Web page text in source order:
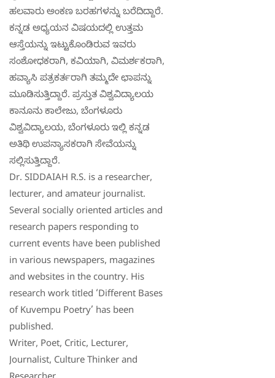
ಹಲವಾರು ಅಂಕಣ ಬರಹಗಳನ್ನು ಬರೆದಿದ್ದಾರೆ.
ಕನ್ನಡ ಅಧ್ಯಯನ ವಿಷಯದಲ್ಲಿ ಉತ್ತಮ
ಆಸ್ತೆಯನ್ನು ಇಟ್ಟುಕೊಂಡಿರುವ ಇವರು
ಸಂಶೋಧಕರಾಗಿ, ಕವಿಯಾಗಿ, ವಿಮರ್ಶಕರಾಗಿ,
ಹವ್ಯಾಸಿ ಪತ್ರಕರ್ತರಾಗಿ ತಮ್ಮದೇ ಛಾಪನ್ನು
ಮೂಡಿಸುತ್ತಿದ್ದಾರೆ. ಪ್ರಸ್ತುತ ವಿಶ್ವವಿದ್ಯಾಲಯ
ಕಾನೂನು ಕಾಲೇಜು, ಬೆಂಗಳೂರು
ವಿಶ್ವವಿದ್ಯಾಲಯ, ಬೆಂಗಳೂರು ಇಲ್ಲಿ ಕನ್ನಡ
ಅತಿಥಿ ಉಪನ್ಯಾಸಕರಾಗಿ ಸೇವೆಯನ್ನು
ಸಲ್ಲಿಸುತ್ತಿದ್ದಾರೆ.
Dr. SIDDAIAH R.S. is a researcher,
lecturer, and amateur journalist.
Several socially oriented articles and
research papers responding to
current events have been published
in various newspapers, magazines
and websites in the country. His
research work titled ‘Different Bases
of Kuvempu Poetry’ has been
published.
Writer, Poet, Critic, Lecturer,
Journalist, Culture Thinker and